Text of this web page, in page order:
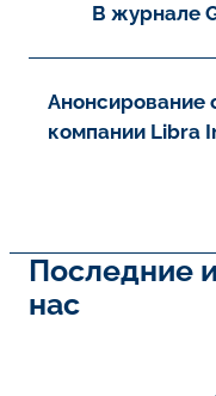
В журнале
Анонсирование
компании Libra
Последние
нас